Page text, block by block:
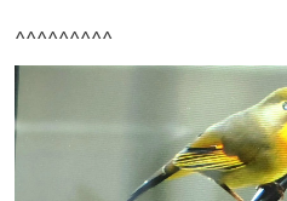
^^^^^^^^^